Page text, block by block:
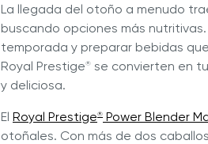
La llegada del otoño a menudo
buscando opciones más
temporada y preparar bebidas
Royal Prestige® se convierten en
y deliciosa.
El Royal Prestige® Power Blender
otoñales. Con más de dos